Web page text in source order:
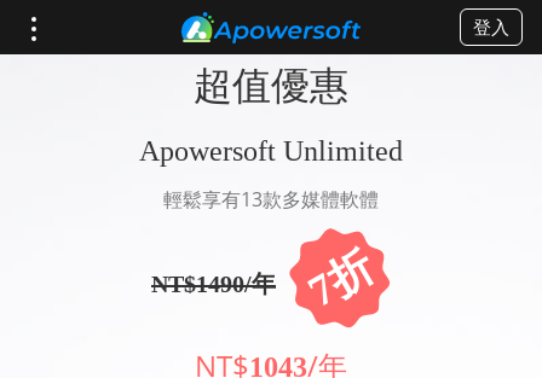
登入
超值優惠
Apowersoft Unlimited
輕鬆享有13款多媒體軟體
NT$1490/年 7折
NT$1043/年